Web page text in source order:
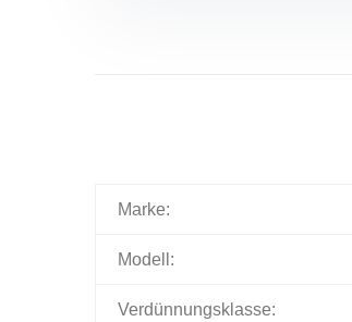
Marke:
Modell:
Verdünnungsklasse: